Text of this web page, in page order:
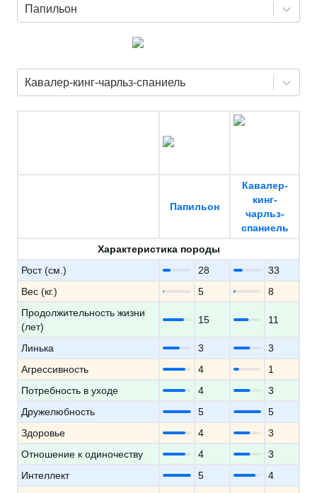
Папильон
Кавалер-кинг-чарльз-спаниель
Папильон
Кавалер-
кинг-
чарльз-
спаниель
Характеристика породы
Рост (см.)
28
33
Вес (кг.)
5
8
Продолжительность жизни
(лет)
15 11
Линька 3
3
Агрессивность
4
1
Потребность в уходе
4
3
Дружелюбность
5
5
Здоровье
4
3
Отношение к одиночеству
4
3
Интеллект
5
4